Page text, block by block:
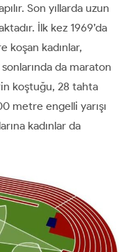
Son yıllarda uzun
İlk kez 1969’da
koşan kadınlar,
da maraton
koştuğu, 28 tahta
metre engelli yarışı
kadınlar da